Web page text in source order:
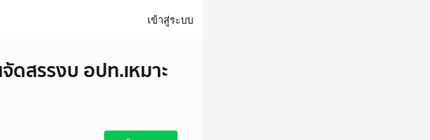
เข้าสู่ระบบ
ดสรรงบ อปท.เหมาะ